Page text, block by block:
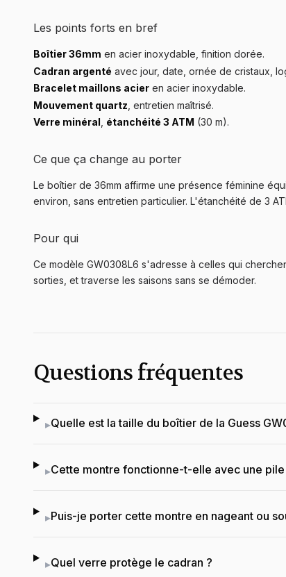
Les points forts en bref
Boîtier 36mm en acier inoxydable, finition dorée.
Cadran argenté avec jour, date, ornée de cristaux,
Bracelet maillons acier en acier inoxydable.
Mouvement quartz , entretien maîtrisé.
Verre minéral étanchéité 3 ATM (30 m).
Ce que ça change au porter
Le boîtier de 36mm affirme une présence féminine
environ, sans entretien particulier. L'étanchéité de 3
Pour qui
Ce modèle GW0308L6 s'adresse à celles qui
sorties, et traverse les saisons sans se démoder.
Questions fréquentes
▸Quelle est la taille du boîtier de la Guess
▸Cette montre fonctionne-t-elle avec une pile
▸Puis-je porter cette montre en nageant ou
▸Quel verre protège le cadran ?